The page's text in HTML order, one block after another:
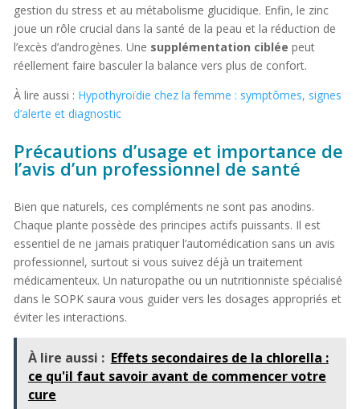
gestion du stress et au métabolisme glucidique. Enfin, le zinc
joue un rôle crucial dans la santé de la peau et la réduction de
l’excès d’androgènes. Une supplémentation ciblée peut
réellement faire basculer la balance vers plus de confort.
À lire aussi : Hypothyroïdie chez la femme : symptômes, signes
d’alerte et diagnostic
Précautions d’usage et importance de
l’avis d’un professionnel de santé
Bien que naturels, ces compléments ne sont pas anodins.
Chaque plante possède des principes actifs puissants. Il est
essentiel de ne jamais pratiquer l’automédication sans un avis
professionnel, surtout si vous suivez déjà un traitement
médicamenteux. Un naturopathe ou un nutritionniste spécialisé
dans le SOPK saura vous guider vers les dosages appropriés et
éviter les interactions.
À lire aussi : Effets secondaires de la chlorella :
ce qu'il faut savoir avant de commencer votre
cure